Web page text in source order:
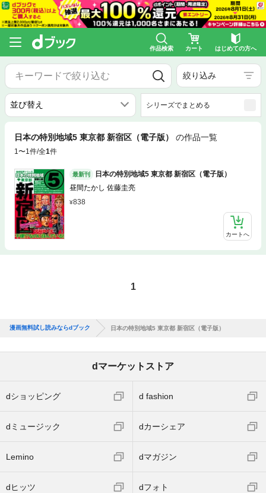
作品検索 カート はじめての方へ
絞り込み
シリーズでまとめる
日本の特別地域5 東京都 新宿区（電子版） の作品一覧
1〜1件/全1件
最新刊
日本の特別地域5 東京都 新宿区（電子版）
昼間たかし 佐藤圭亮
838
カートへ
1
漫画無料試し読みならdブック 日本の特別地域5 東京都 新宿区（電子版）
dマーケットストア
dショッピング d fashion
dミュージック dカーシェア
Lemino dマガジン
dヒッツ dフォト